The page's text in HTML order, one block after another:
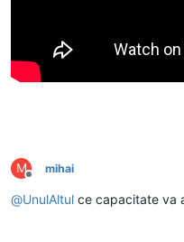
M
Deconectat
mihai
@UnulAltul ce capacitate va